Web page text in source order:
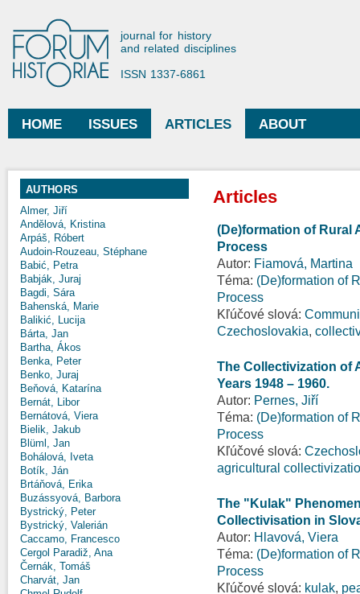
Forum Historiae
journal for history
and related disciplines
ISSN 1337-6861
Main menu
HOME ISSUES ARTICLES ABOUT
AUTHORS
Almer, Jiří
Andělová, Kristina
Arpáš, Róbert
Audoin-Rouzeau, Stéphane
Babić, Petra
Babják, Juraj
Bagdi, Sára
Bahenská, Marie
Balikić, Lucija
Bárta, Jan
Bartha, Ákos
Benka, Peter
Benko, Juraj
Beňová, Katarína
Bernát, Libor
Bernátová, Viera
Bielik, Jakub
Blüml, Jan
Bohálová, Iveta
Botík, Ján
Brtáňová, Erika
Buzássyová, Barbora
Bystrický, Peter
Bystrický, Valerián
Caccamo, Francesco
Cergol Paradiž, Ana
Černák, Tomáš
Charvát, Jan
Articles
(De)formation of Rural
Process
Autor: Fiamová, Martina
Téma: (De)formation of
Process
Kľúčové slová:
Czechoslovakia,
The Collectivization of
Years 1948 – 1960.
Autor: Pernes, Jiří
Téma: (De)formation of
Process
Kľúčové slová:
agricultural
The "Kulak"
Collectivisation in
Autor: Hlavová, Viera
Téma: (De)formation of
Process
Kľúčové slová: kulak,